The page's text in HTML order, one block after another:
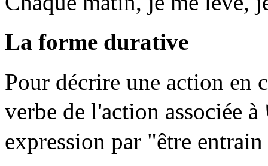
La forme durative
Pour décrire une action en
verbe de l'action associée
expression par "être